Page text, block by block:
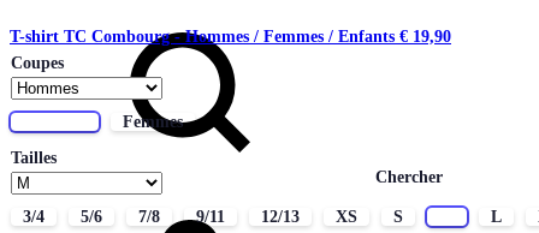
Chercher
T-shirt TC Combourg - Hommes / Femmes / Enfants € 19,90
Coupes
Femmes
Tailles
3/4 5/6 7/8 9/11 12/13 XS S L